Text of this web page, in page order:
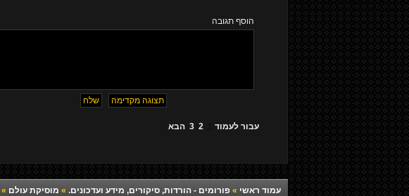
הוסף תגובה
עבור לעמוד 2
3 הבא
עמוד ראשי » פורומים - הורדות, סיקורים, מידע ועדכונים. » מוסיקת עולם »